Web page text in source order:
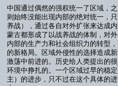
中国通过偶然的强权统一了区域，
则始终没能出现内部的绝对统一，
养战），通过各自对外扩张来达成
蒙古都形成了以战养战的体制，对
内部的生产力和社会组织力的转型
的新格局。区域外侵性的选择造成
激荡中前进的。历史给人类提出的
环境中挣扎的。一个区域过早的稳
主）的进步，只不过在这个具体的